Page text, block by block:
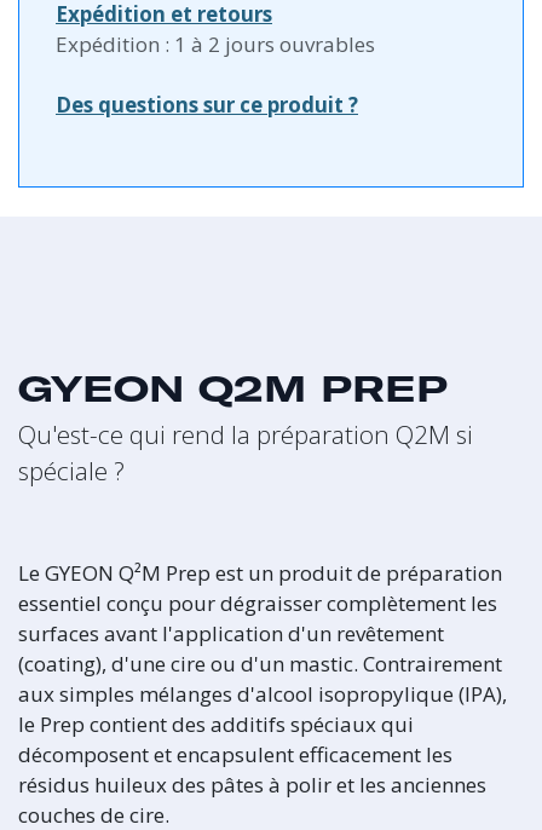
Expédition et retours
Expédition : 1 à 2 jours ouvrables
Des questions sur ce produit ?
GYEON Q2M PREP
Qu'est-ce qui rend la préparation Q2M si
spéciale ?
Le GYEON Q²M Prep est un produit de préparation
essentiel conçu pour dégraisser complètement les
surfaces avant l'application d'un revêtement
(coating), d'une cire ou d'un mastic. Contrairement
aux simples mélanges d'alcool isopropylique (IPA),
le Prep contient des additifs spéciaux qui
décomposent et encapsulent efficacement les
résidus huileux des pâtes à polir et les anciennes
couches de cire.